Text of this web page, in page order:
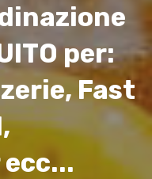
per:
Fast